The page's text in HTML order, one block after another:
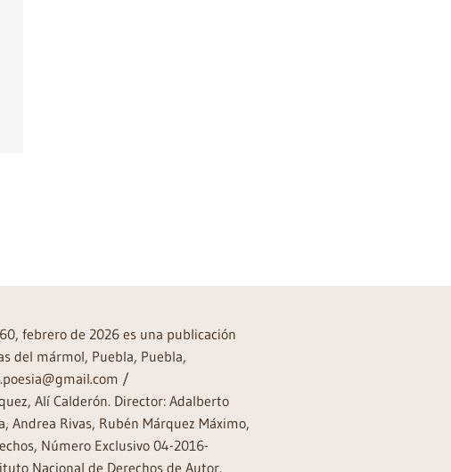
febrero de 2026 es una publicación
del mármol, Puebla, Puebla,
/
Alí Calderón. Director: Adalberto
Andrea Rivas, Rubén Márquez Máximo,
Número Exclusivo 04-2016-
Nacional de Derechos de Autor.